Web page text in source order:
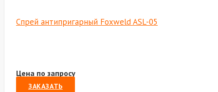
Спрей антипригарный Foxweld ASL-05
Цена по запросу
ЗАКАЗАТЬ